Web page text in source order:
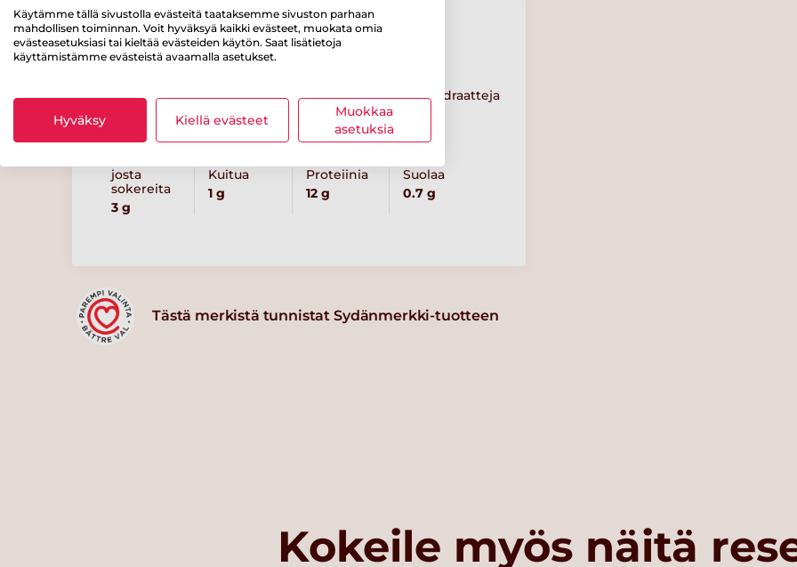
Ravintosisältö/ 100 g
Energiaa
Rasvaa
josta
tyydyttynyttä
rasvaa
1.4 g
Hiilihydraatteja
josta
sokereita
3 g
Kuitua
1 g
Proteiinia
12 g
Suolaa
0.7 g
Tästä merkistä tunnistat Sydänmerkki-tuotteen
Kokeile myös näitä
Käytämme tällä sivustolla evästeitä taataksemme sivuston parhaan
mahdollisen toiminnan. Voit hyväksyä kaikki evästeet, muokata omia
evästeasetuksiasi tai kieltää evästeiden käytön. Saat lisätietoja
käyttämistämme evästeistä avaamalla asetukset.
Hyväksy Kiellä evästeet
Muokkaa
asetuksia